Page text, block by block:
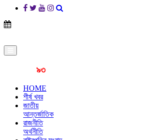
৯৩বছর
HOME
শীর্ষ খবর
জাতীয়
আন্তর্জাতিক
রাজনীতি
অর্থনীতি